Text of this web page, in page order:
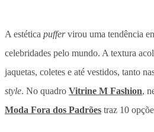
A estética puffervirou uma tendência
celebridades pelo mundo. A textura
jaquetas, coletes e até vestidos, tanto
style. No quadro Vitrine M Fashion,
Moda Fora dos Padrões traz 10